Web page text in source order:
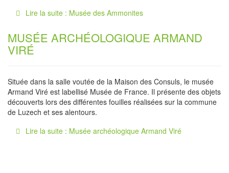
Lire la suite : Musée des Ammonites
MUSÉE ARCHÉOLOGIQUE ARMAND
VIRÉ
Située dans la salle voutée de la Maison des Consuls, le musée
Armand Viré est labellisé Musée de France. Il présente des objets
découverts lors des différentes fouilles réalisées sur la commune
de Luzech et ses alentours.
Lire la suite : Musée archéologique Armand Viré